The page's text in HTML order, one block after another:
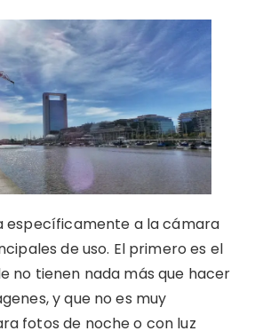
específicamente a la cámara
de uso. El primero es el
no tienen nada más que hacer
y que no es muy
fotos de noche o con luz